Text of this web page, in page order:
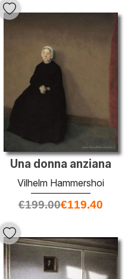
Una donna anziana
Vilhelm Hammershoi
€199.00€119.40